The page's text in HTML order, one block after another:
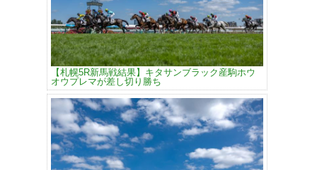
【札幌5R新馬戦結果】キタサンブラック産駒ホウ
オウプレマが差し切り勝ち